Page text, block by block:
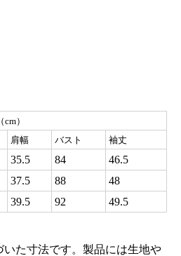
）
肩幅 バスト 袖丈
35.5 84
46.5
37.5 88
48
39.5 92 49.5
た寸法です。製品には生地や